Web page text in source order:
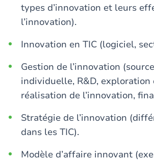
types d’innovation et leurs
l’innovation).
Innovation en TIC (logiciel,
Gestion de l’innovation
individuelle, R&D,
réalisation de l’innovation,
Stratégie de l’innovation
dans les TIC).
Modèle d’affaire innovant